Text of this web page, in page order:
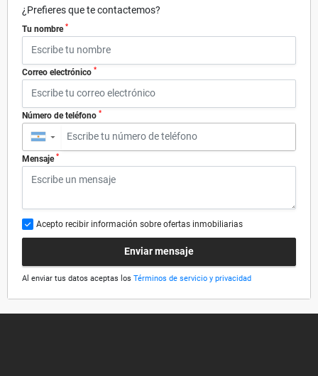
¿Prefieres que te contactemos?
Tu nombre *
Correo electrónico *
Número de teléfono *
▼
Mensaje *
Acepto recibir información sobre ofertas inmobiliarias
Enviar mensaje
Al enviar tus datos aceptas los Términos de servicio y privacidad